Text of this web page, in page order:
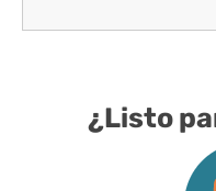
¿Listo